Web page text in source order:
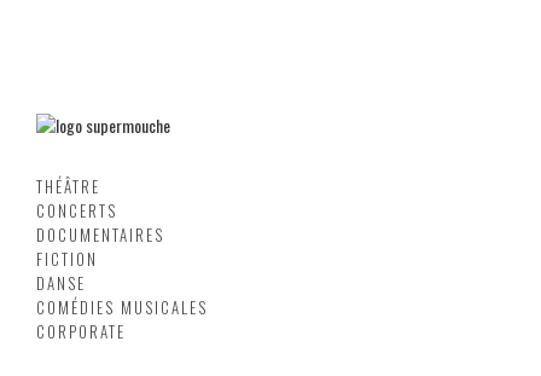
THÉÂTRE
CONCERTS
DOCUMENTAIRES
FICTION
DANSE
COMÉDIES MUSICALES
CORPORATE